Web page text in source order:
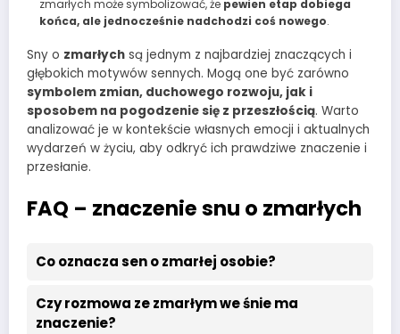
zmarłych może symbolizować, że pewien etap dobiega
końca, ale jednocześnie nadchodzi coś nowego.
Sny o zmarłych są jednym z najbardziej znaczących i
głębokich motywów sennych. Mogą one być zarówno
symbolem zmian, duchowego rozwoju, jak i
sposobem na pogodzenie się z przeszłością. Warto
analizować je w kontekście własnych emocji i aktualnych
wydarzeń w życiu, aby odkryć ich prawdziwe znaczenie i
przesłanie.
FAQ – znaczenie snu o zmarłych
Co oznacza sen o zmarłej osobie?
Czy rozmowa ze zmarłym we śnie ma
znaczenie?